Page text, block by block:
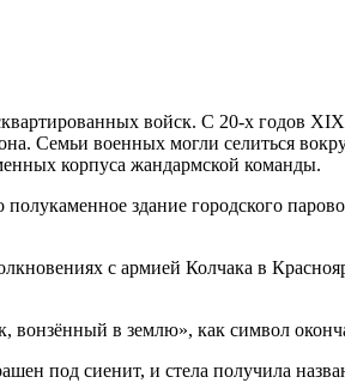
войск. С 20-х годов
Семьи военных могли селиться
корпуса жандармской команды.
здание городского
с армией Колчака в
вонзённый в землю», как символ
под сиенит, и стела получила